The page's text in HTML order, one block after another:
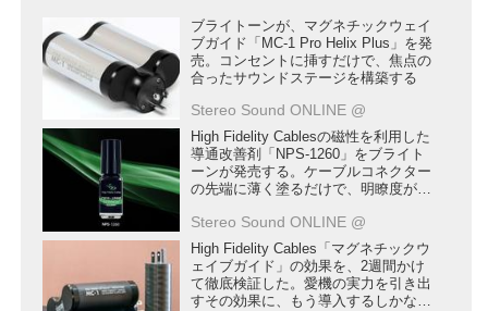
ブライトーンが、マグネチックウェイ
ブガイド「MC-1 Pro Helix Plus」を発
売。コンセントに挿すだけで、焦点の
合ったサウンドステージを構築する
Stereo Sound ONLINE @
High Fidelity Cablesの磁性を利用した
導通改善剤「NPS-1260」をブライト
ーンが発売する。ケーブルコネクター
の先端に薄く塗るだけで、明瞭度がア
Stereo Sound ONLINE @
High Fidelity Cables「マグネチックウ
ェイブガイド」の効果を、2週間かけ
て徹底検証した。愛機の実力を引き出
すその効果に、もう導入するしかな